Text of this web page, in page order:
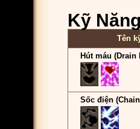
Kỹ
Tên
Hút máu (Drain
Sốc điện